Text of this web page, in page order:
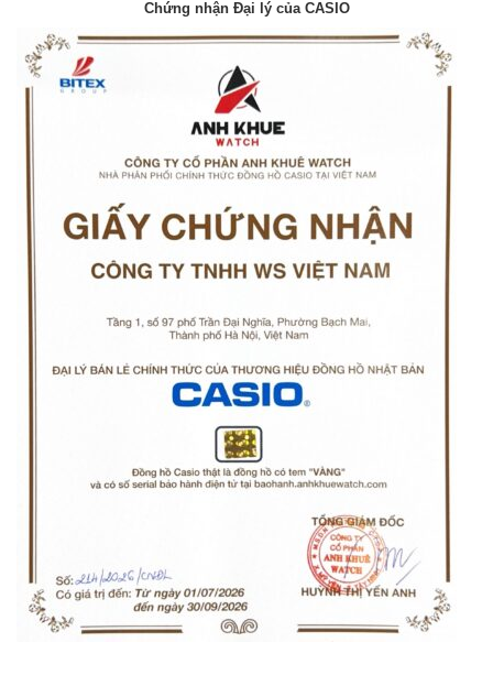
Chứng nhận Đại lý của CASIO